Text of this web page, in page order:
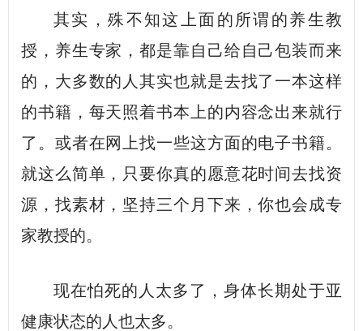
其实，殊不知这上面的所谓的养生教
授，养生专家，都是靠自己给自己包装而来
的，大多数的人其实也就是去找了一本这样
的书籍，每天照着书本上的内容念出来就行
了。或者在网上找一些这方面的电子书籍。
就这么简单，只要你真的愿意花时间去找资
源，找素材，坚持三个月下来，你也会成专
家教授的。
现在怕死的人太多了，身体长期处于亚
健康状态的人也太多。